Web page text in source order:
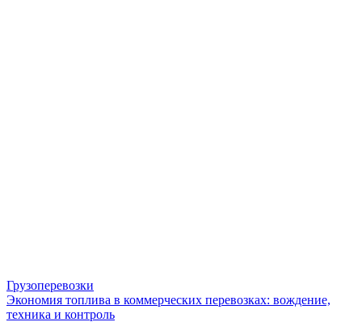
Грузоперевозки
Экономия топлива в коммерческих перевозках: вождение,
техника и контроль